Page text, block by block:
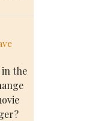
the